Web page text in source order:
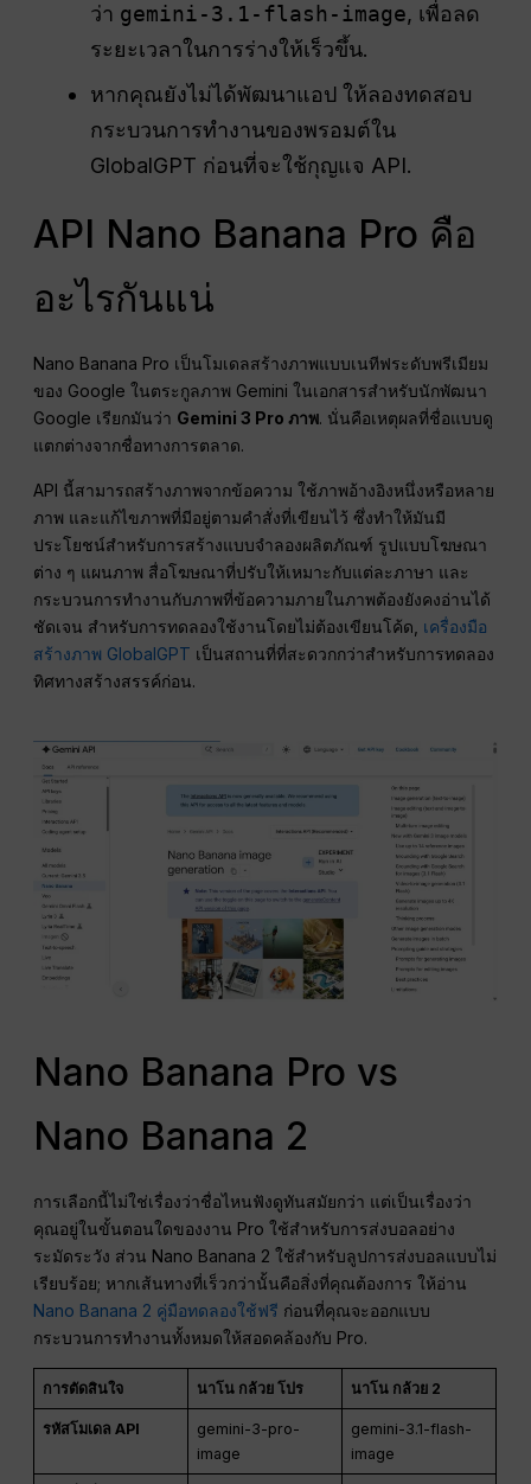
ว่า gemini-3.1-flash-image, เพื่อลด
ระยะเวลาในการร่างให้เร็วขึ้น.
หากคุณยังไม่ได้พัฒนาแอป ให้ลองทดสอบ
กระบวนการทำงานของพรอมต์ใน
GlobalGPT ก่อนที่จะใช้กุญแจ API.
API Nano Banana Pro คือ
อะไรกันแน่
Nano Banana Pro เป็นโมเดลสร้างภาพแบบเนทีฟระดับพรีเมียม
ของ Google ในตระกูลภาพ Gemini ในเอกสารสำหรับนักพัฒนา
Google เรียกมันว่า Gemini 3 Pro ภาพ. นั่นคือเหตุผลที่ชื่อแบบดู
แตกต่างจากชื่อทางการตลาด.
API นี้สามารถสร้างภาพจากข้อความ ใช้ภาพอ้างอิงหนึ่งหรือหลาย
ภาพ และแก้ไขภาพที่มีอยู่ตามคำสั่งที่เขียนไว้ ซึ่งทำให้มันมี
ประโยชน์สำหรับการสร้างแบบจำลองผลิตภัณฑ์ รูปแบบโฆษณา
ต่าง ๆ แผนภาพ สื่อโฆษณาที่ปรับให้เหมาะกับแต่ละภาษา และ
กระบวนการทำงานกับภาพที่ข้อความภายในภาพต้องยังคงอ่านได้
ชัดเจน สำหรับการทดลองใช้งานโดยไม่ต้องเขียนโค้ด, เครื่องมือ
สร้างภาพ GlobalGPT เป็นสถานที่ที่สะดวกกว่าสำหรับการทดลอง
ทิศทางสร้างสรรค์ก่อน.
Nano Banana Pro vs
Nano Banana 2
การเลือกนี้ไม่ใช่เรื่องว่าชื่อไหนฟังดูทันสมัยกว่า แต่เป็นเรื่องว่า
คุณอยู่ในขั้นตอนใดของงาน Pro ใช้สำหรับการส่งบอลอย่าง
ระมัดระวัง ส่วน Nano Banana 2 ใช้สำหรับลูปการส่งบอลแบบไม่
เรียบร้อย; หากเส้นทางที่เร็วกว่านั้นคือสิ่งที่คุณต้องการ ให้อ่าน
Nano Banana 2 คู่มือทดลองใช้ฟรี ก่อนที่คุณจะออกแบบ
กระบวนการทำงานทั้งหมดให้สอดคล้องกับ Pro.
การตัดสินใจ นาโน กล้วย โปร นาโน กล้วย 2
รหัสโมเดล API
gemini-3-pro-
image
gemini-3.1-flash-
image